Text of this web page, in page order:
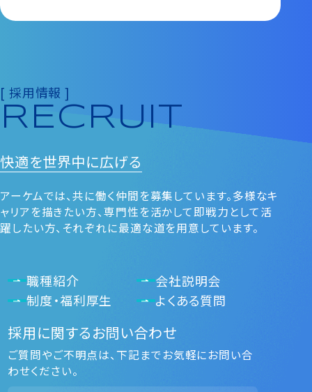
[ 採用情報 ]
RECRUIT
快適を世界中に広げる
アーケムでは、共に働く仲間を募集しています。多様なキ
ャリアを描きたい⽅、専⾨性を活かして即戦⼒として活
躍したい⽅、それぞれに最適な道を⽤意しています。
職種紹介
会社説明会
制度・福利厚生
よくある質問
採用に関するお問い合わせ
ご質問やご不明点は、下記までお気軽にお問い合
わせください。